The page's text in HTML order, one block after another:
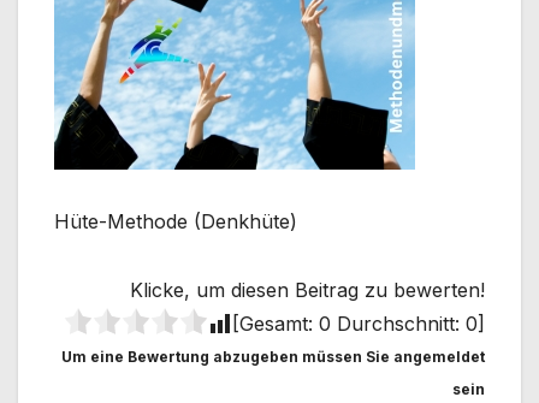
Hüte-Methode (Denkhüte)
Klicke, um diesen Beitrag zu bewerten!
[Gesamt: 0 Durchschnitt: 0]
Um eine Bewertung abzugeben müssen Sie angemeldet
sein